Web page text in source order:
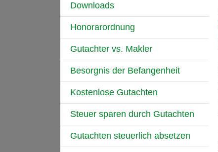
Downloads
Honorarordnung
Gutachter vs. Makler
Besorgnis der Befangenheit
Kostenlose Gutachten
Steuer sparen durch Gutachten
Gutachten steuerlich absetzen